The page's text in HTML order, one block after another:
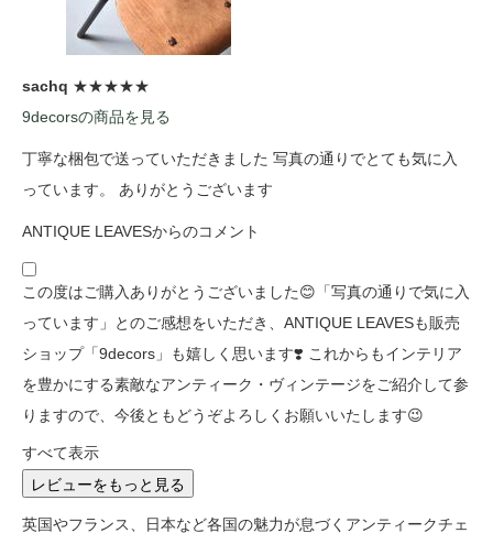
sachq ★★★★★
9decorsの商品を見る
丁寧な梱包で送っていただきました 写真の通りでとても気に入
っています。 ありがとうございます
ANTIQUE LEAVESからのコメント
この度はご購入ありがとうございました😊「写真の通りで気に入
っています」とのご感想をいただき、ANTIQUE LEAVESも販売
ショップ「9decors」も嬉しく思います❣️ これからもインテリア
を豊かにする素敵なアンティーク・ヴィンテージをご紹介して参
りますので、今後ともどうぞよろしくお願いいたします😉
すべて表示
レビューをもっと見る
英国やフランス、日本など各国の魅力が息づくアンティークチェ